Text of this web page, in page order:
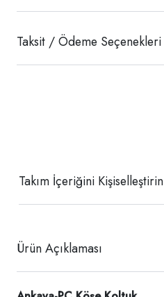
Taksit / Ödeme Seçenekleri
Takım İçeriğini Kişiselleştirin
Ürün Açıklaması